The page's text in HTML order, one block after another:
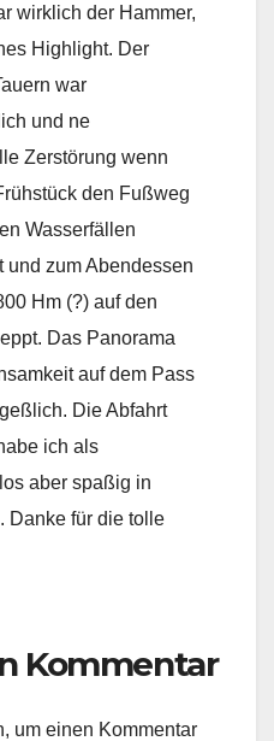
wirklich der Hammer,
Highlight. Der
war
und ne
Zerstörung wenn
den Fußweg
Wasserfällen
und zum Abendessen
Hm (?) auf den
Das Panorama
auf dem Pass
Die Abfahrt
ich als
aber spaßig in
Danke für die tolle
Kommentar
um einen Kommentar